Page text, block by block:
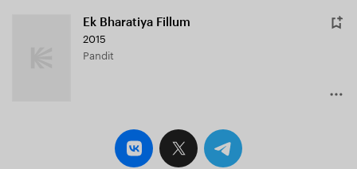
Ek Bharatiya Fillum
2015
Pandit